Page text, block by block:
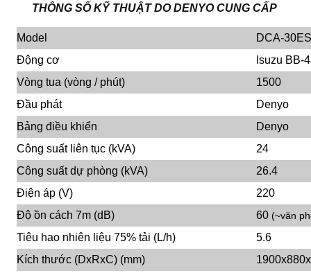
THÔNG SỐ KỸ THUẬT DO DENYO CUNG CẤP
Model
DCA-
Động cơ
Isuzu BB-
Vòng tua (vòng / phút)
1500
Đầu phát
Denyo
Bảng điều khiển
Denyo
Công suất liên tục (kVA)
24
Công suất dự phòng (kVA)
26.4
Điện áp (V)
220
Độ ồn cách 7m (dB)
60 (~văn
Tiêu hao nhiên liệu 75% tải (L/h)
5.6
Kích thước (DxRxC) (mm)